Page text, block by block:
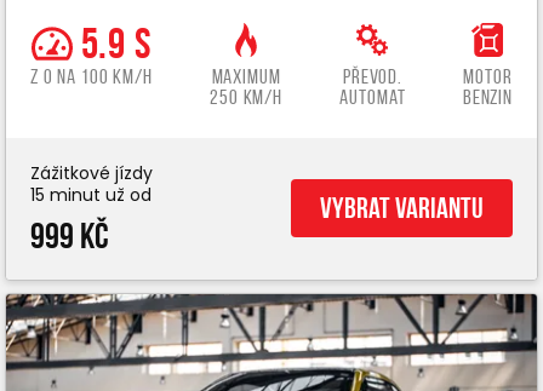
5.9 s
z 0 na 100 km/h
Maximum
250 km/h
Převod.
automat
Motor
benzin
Zážitkové jízdy
15 minut už od
999 Kč
Vybrat variantu